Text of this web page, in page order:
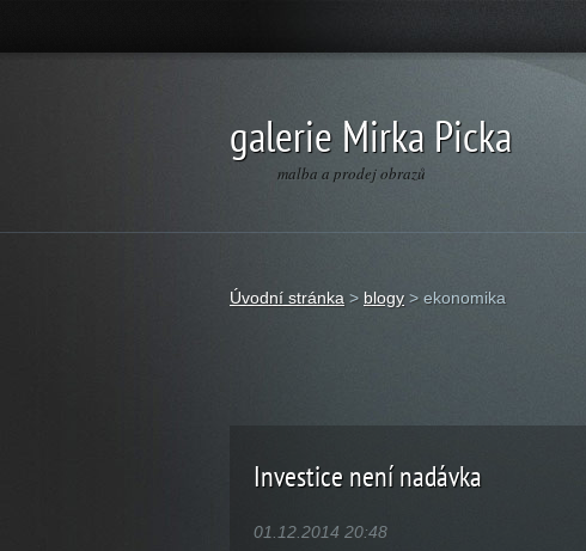
galerie Mirka Picka
malba a prodej obrazů
Úvodní stránka > blogy >ekonomika
Investice není nadávka
01.12.2014 20:48